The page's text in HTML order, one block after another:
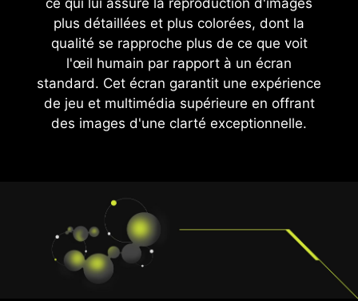
ce qui lui assure la reproduction d'images
plus détaillées et plus colorées, dont la
qualité se rapproche plus de ce que voit
l'œil humain par rapport à un écran
standard. Cet écran garantit une expérience
de jeu et multimédia supérieure en offrant
des images d'une clarté exceptionnelle.